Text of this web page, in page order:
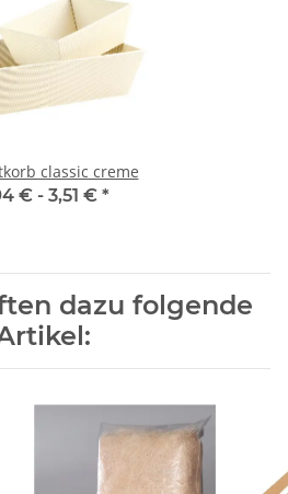
classic creme
€ - 3,51 € *
dazu folgende